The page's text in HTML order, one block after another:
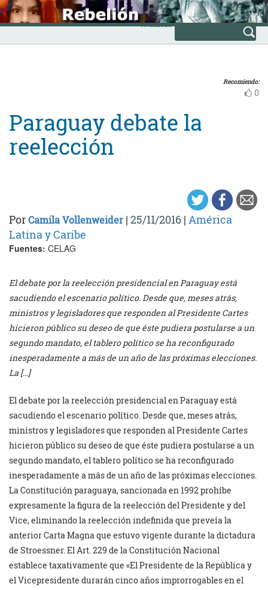
Skip
to
content
INICIO
Avanzada
Recomiendo:
0
Paraguay debate la
reelección
PorCamila Vollenweider | 25/11/2016 | América
Latina y Caribe
Fuentes: CELAG
El debate por la reelección presidencial en Paraguay está
sacudiendo el escenario político. Desde que, meses atrás,
ministros y legisladores que responden al Presidente Cartes
hicieron público su deseo de que éste pudiera postularse a un
segundo mandato, el tablero político se ha reconfigurado
inesperadamente a más de un año de las próximas elecciones.
La […]
El debate por la reelección presidencial en Paraguay está
sacudiendo el escenario político. Desde que, meses atrás,
ministros y legisladores que responden al Presidente Cartes
hicieron público su deseo de que éste pudiera postularse a un
segundo mandato, el tablero político se ha reconfigurado
inesperadamente a más de un año de las próximas elecciones.
La Constitución paraguaya, sancionada en 1992 prohíbe
expresamente la figura de la reelección del Presidente y del
Vice, eliminando la reelección indefinida que preveía la
anterior Carta Magna que estuvo vigente durante la dictadura
de Stroessner. El Art. 229 de la Constitución Nacional
establece taxativamente que «El Presidente de la República y
el Vicepresidente durarán cinco años improrrogables en el